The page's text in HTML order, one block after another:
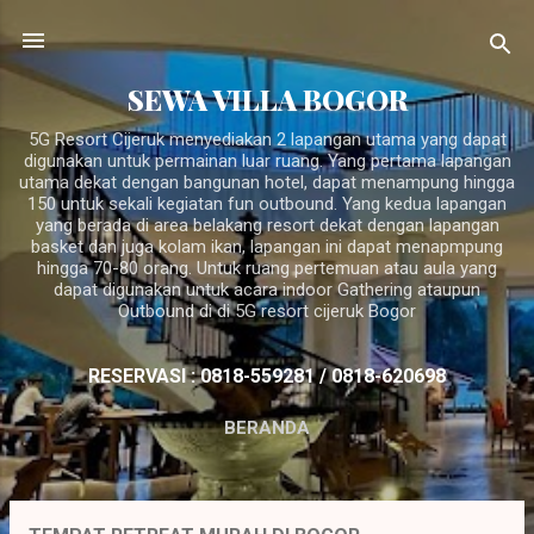
SEWA VILLA BOGOR
5G Resort Cijeruk menyediakan 2 lapangan utama yang dapat
digunakan untuk permainan luar ruang. Yang pertama lapangan
utama dekat dengan bangunan hotel, dapat menampung hingga
150 untuk sekali kegiatan fun outbound. Yang kedua lapangan
yang berada di area belakang resort dekat dengan lapangan
basket dan juga kolam ikan, lapangan ini dapat menapmpung
hingga 70-80 orang. Untuk ruang pertemuan atau aula yang
dapat digunakan untuk acara indoor Gathering ataupun
Outbound di di 5G resort cijeruk Bogor
RESERVASI : 0818-559281 / 0818-620698
BERANDA